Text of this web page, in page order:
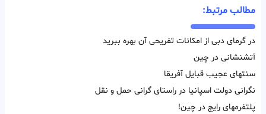
مطالب مرتبط:
در گرمای دبی از امکانات تفریحی آن بهره ببرید
آتشنشانی در چین
سنتهای عجیب قبایل آفریقا
نگرانی دولت اسپانیا در راستای گرانی حمل و نقل
پلتفرمهای رایج در چین!